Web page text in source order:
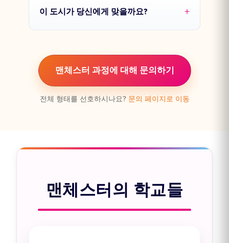
이 도시가 당신에게 맞을까요?
맨체스터 과정에 대해 문의하기
전체 형태를 선호하시나요? 문의 페이지로 이동
맨체스터의 학교들